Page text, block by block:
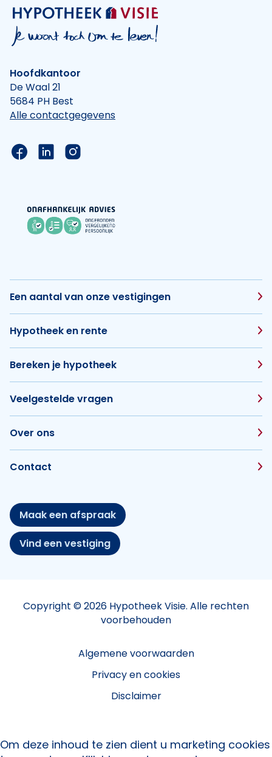
Hoofdkantoor
De Waal 21
5684 PH Best
Alle contactgegevens
Link naar de Facebook pagina van Hypotheek
Link naar de LinkedIn pagina van
Link naar de Instagram pagina van
Een aantal van onze vestigingen
Hypotheek en rente
Bereken je hypotheek
Veelgestelde vragen
Over ons
Contact
Maak een afspraak
Vind een vestiging
Copyright © 2026 Hypotheek Visie. Alle rechten
voorbehouden
Algemene voorwaarden
Privacy en cookies
Disclaimer
Om deze inhoud te zien dient u marketing cookies